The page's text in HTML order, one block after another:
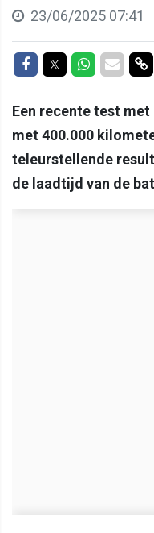
23/06/2025 07:41
Delen op Facebook
Delen op
Delen op
Een recente test
met 400.000
teleurstellende
de laadtijd van de